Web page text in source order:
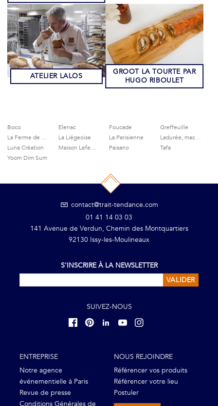
ATELIER LALOS
GROOT LA TOURTE PAR
HUGO RIBOULET
Boco Elenac Foucade
Greffeuille
La Ferme de Grignon
La Liégeoise La Parisienne
Ladurée, macarons et gourmandises
Luna Création
Maison Lefeuvre Paisano
Tafa
Yoom Dim Sum
contact@trait-tendance.com
01 41 14 03 03
141 Avenue de Verdun, Chemin des Montquartiers
92130 Issy-les-Moulineaux
S'INSCRIRE À LA NEWSLETTER
VALIDER
SUIVEZ-NOUS
ENTREPRISE
Notre agence
événementielle à Paris
Revue de presse
Conditions Générales de
NOUS REJOINDRE
Référencer vos produits
Référencer votre lieu
Postuler